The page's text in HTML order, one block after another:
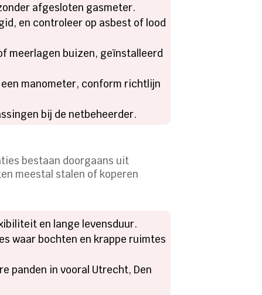
afgesloten gasmeter.
en controleer op asbest of lood
meerlagen buizen, geïnstalleerd
manometer, conform richtlijn
bij de netbeheerder.
bestaan doorgaans uit
meestal stalen of koperen
en lange levensduur.
waar bochten en krappe ruimtes
panden in vooral Utrecht, Den